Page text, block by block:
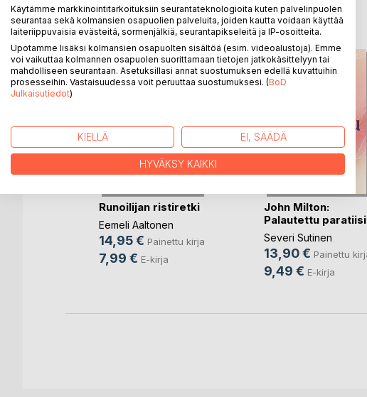
LISÄÄ KIRJOJA BoD:LLA
Runoilijan ristiretki
Eemeli Aaltonen
14,95 € Painettu kirja
7,99 € E-kirja
John Milton:
Palautettu paratiisi
Severi Sutinen
13,90 € Painettu
9,49 € E-kirja
Käytämme markkinointitarkoituksiin seurantateknologioita kuten palvelinpuolen
seurantaa sekä kolmansien osapuolien palveluita, joiden kautta voidaan käyttää
laiteriippuvaisia evästeitä, sormenjälkiä, seurantapikseleitä ja IP-osoitteita.
Upotamme lisäksi kolmansien osapuolten sisältöä (esim. videoalustoja). Emme
voi vaikuttaa kolmannen osapuolen suorittamaan tietojen jatkokäsittelyyn tai
mahdolliseen seurantaan. Asetuksillasi annat suostumuksen edellä kuvattuihin
prosesseihin. Vastaisuudessa voit peruuttaa suostumuksesi. (BoD
Julkaisutiedot)
KIELLÄ EI, SÄÄDÄ
HYVÄKSY KAIKKI